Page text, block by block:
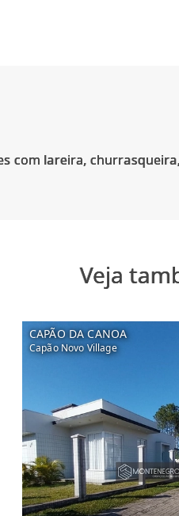
com lareira,
Veja
CAPÃO DA CANOA
Capão Novo Village